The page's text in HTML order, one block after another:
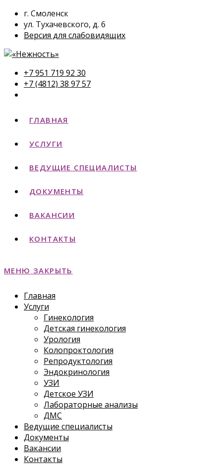
г. Смоленск
ул. Тухачевского, д. 6
Версия для слабовидящих
+7 951 719 92 30
+7 (4812) 38 97 57
ГЛАВНАЯ
УСЛУГИ
ВЕДУЩИЕ СПЕЦИАЛИСТЫ
ДОКУМЕНТЫ
ВАКАНСИИ
КОНТАКТЫ
МЕНЮ ЗАКРЫТЬ
Главная
Услуги
Гинекология
Детская гинекология
Урология
Колопроктология
Репродуктология
Эндокринология
УЗИ
Детское УЗИ
Лабораторные анализы
ДМС
Ведущие специалисты
Документы
Вакансии
Контакты